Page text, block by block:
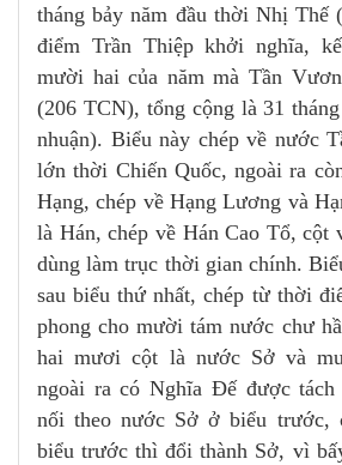
tháng bảy năm đầu thời Nhị Thế
điểm Trần Thiệp khởi nghĩa,
mười hai của năm mà Tần
(206 TCN), tổng cộng là 31
nhuận). Biểu này chép về nước
lớn thời Chiến Quốc, ngoài ra
Hạng, chép về Hạng Lương và
là Hán, chép về Hán Cao Tổ, cột
dùng làm trục thời gian chính.
sau biểu thứ nhất, chép từ thời
phong cho mười tám nước chư
hai mươi cột là nước Sở và
ngoài ra có Nghĩa Đế được
nối theo nước Sở ở biểu trước,
biểu trước thì đổi thành Sở, vì